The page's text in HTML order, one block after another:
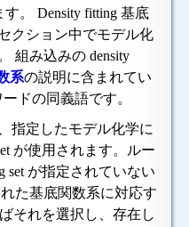
。 Density fitting 基底
クション中でモデル化
組み込みの density
系の説明に含まれてい
ドの同義語です。
指定したモデル化学に
が使用されます。ルー
set が指定されていない
た基底関数系に対応す
それを選択し、存在し